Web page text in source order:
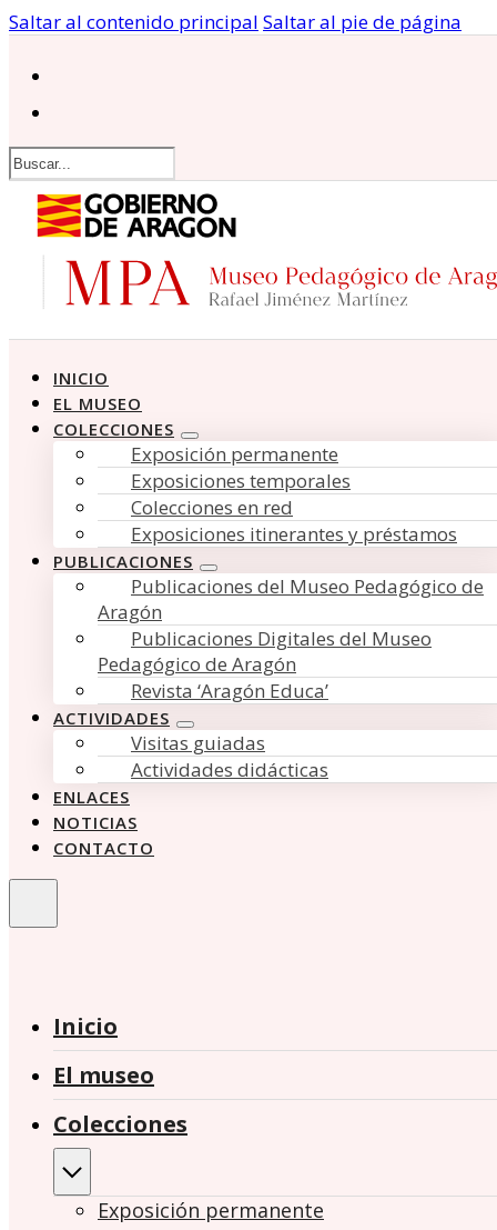
Saltar al contenido principal Saltar al pie de página
Buscar
INICIO
EL MUSEO
COLECCIONES
Exposición permanente
Exposiciones temporales
Colecciones en red
Exposiciones itinerantes y préstamos
PUBLICACIONES
Publicaciones del Museo Pedagógico de
Aragón
Publicaciones Digitales del Museo
Pedagógico de Aragón
Revista ‘Aragón Educa’
ACTIVIDADES
Visitas guiadas
Actividades didácticas
ENLACES
NOTICIAS
CONTACTO
Inicio
El museo
Colecciones
Exposición permanente